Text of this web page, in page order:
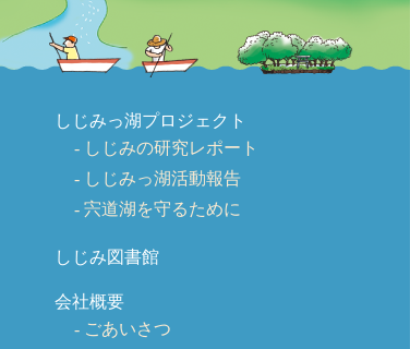
しじみっ湖プロジェクト
しじみの研究レポート
しじみっ湖活動報告
宍道湖を守るために
しじみ図書館
会社概要
ごあいさつ